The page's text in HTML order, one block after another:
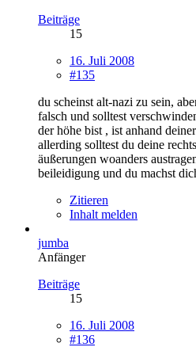
Beiträge
15
16. Juli 2008
#135
du scheinst alt-nazi zu sein,
falsch und solltest
der höhe bist , ist anhand
allerding solltest du deine
äußerungen woanders
beileidigung und du machst
Zitieren
Inhalt melden
jumba
Anfänger
Beiträge
15
16. Juli 2008
#136